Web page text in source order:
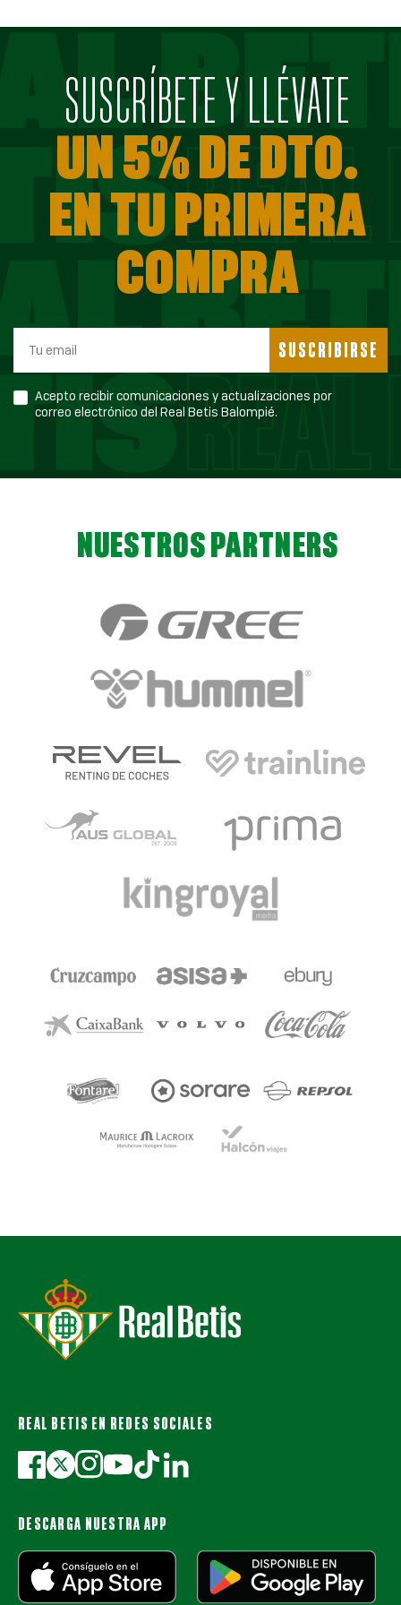
SUSCRÍBETE Y LLÉVATE
UN 5% DE DTO.
EN TU PRIMERA
COMPRA
SUSCRIBIRSE
Acepto recibir comunicaciones y actualizaciones por
correo electrónico del Real Betis Balompié.
NUESTROS PARTNERS
REAL BETIS EN REDES SOCIALES
DESCARGA NUESTRA APP